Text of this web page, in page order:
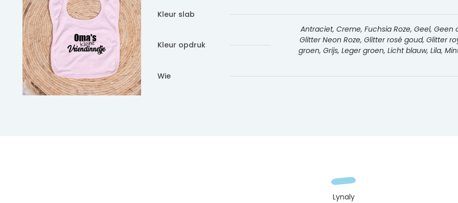
Kleur slab
Kleur opdruk
Antraciet, Creme, Fuchsia Roze, Geel,
Glitter Neon Roze, Glitter rosé goud, Glitter
groen, Grijs, Leger groen, Licht blauw, Lila,
Wie
Lynaly